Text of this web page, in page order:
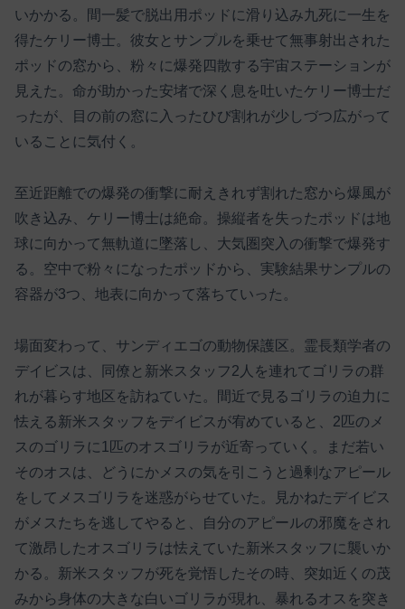
いかかる。間一髪で脱出用ポッドに滑り込み九死に一生を
得たケリー博士。彼女とサンプルを乗せて無事射出された
ポッドの窓から、粉々に爆発四散する宇宙ステーションが
見えた。命が助かった安堵で深く息を吐いたケリー博士だ
ったが、目の前の窓に入ったひび割れが少しづつ広がって
いることに気付く。
至近距離での爆発の衝撃に耐えきれず割れた窓から爆風が
吹き込み、ケリー博士は絶命。操縦者を失ったポッドは地
球に向かって無軌道に墜落し、大気圏突入の衝撃で爆発す
る。空中で粉々になったポッドから、実験結果サンプルの
容器が3つ、地表に向かって落ちていった。
場面変わって、サンディエゴの動物保護区。霊長類学者の
デイビスは、同僚と新米スタッフ2人を連れてゴリラの群
れが暮らす地区を訪ねていた。間近で見るゴリラの迫力に
怯える新米スタッフをデイビスが宥めていると、2匹のメ
スのゴリラに1匹のオスゴリラが近寄っていく。まだ若い
そのオスは、どうにかメスの気を引こうと過剰なアピール
をしてメスゴリラを迷惑がらせていた。見かねたデイビス
がメスたちを逃してやると、自分のアピールの邪魔をされ
て激昂したオスゴリラは怯えていた新米スタッフに襲いか
かる。新米スタッフが死を覚悟したその時、突如近くの茂
みから身体の大きな白いゴリラが現れ、暴れるオスを突き